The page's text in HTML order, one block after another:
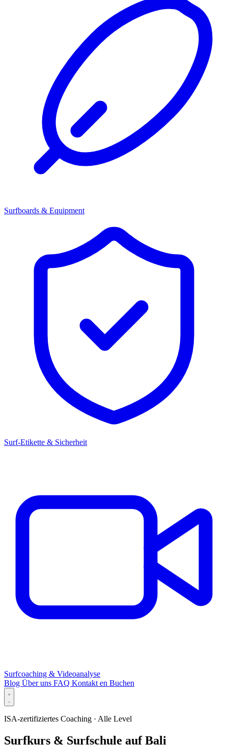
Surfboards & Equipment
Surf-Etikette & Sicherheit
Surfcoaching & Videoanalyse
Blog Über uns FAQ Kontakten Buchen
ISA-zertifiziertes Coaching · Alle Level
Surfkurs & Surfschule auf Bali